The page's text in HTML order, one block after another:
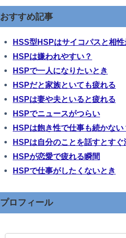
おすすめ記事
HSS型HSPはサイコパスと相
HSPは嫌われやすい？
HSPで一人になりたいとき
HSPだと家族といても疲れる
HSPは妻や夫といると疲れる
HSPでニュースがつらい
HSPは飽き性で仕事も続かない
HSPは自分のことを話すとすぐ
HSPが恋愛で疲れる瞬間
HSPで仕事がしたくないとき
プロフィール